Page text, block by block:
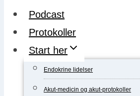
Podcast
Protokoller
Start her
Endokrine lidelser
Akut-medicin og akut-protokoller